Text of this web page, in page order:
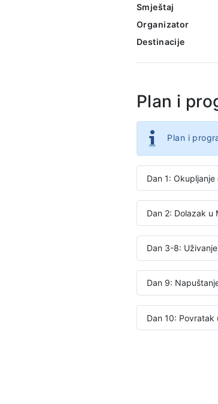
Smještaj
Organizator
Destinacije
Plan i
Plan i
Dan 1:
Dan 2: Dolazak u
Dan 3-8:
Dan 9:
Dan 10: